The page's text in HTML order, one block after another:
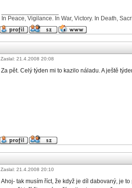
In Peace, Vigilance. In War, Victory. In Death,
Zaslal: 21.4.2008 20:08
Za pět. Celý týden mi to kazilo náladu. A ještě
Zaslal: 21.4.2008 20:10
Ahoj- tak musím říct, že když je díl dabovaný, je